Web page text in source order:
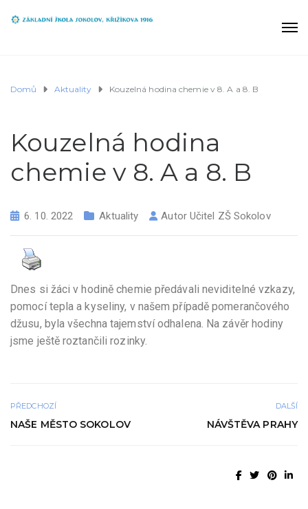
Domů Aktuality Kouzelná hodina chemie v 8. A a 8. B
Kouzelná hodina
chemie v 8. A a 8. B
6. 10. 2022 Aktuality Autor Učitel ZŠ Sokolov
Dnes si žáci v hodině chemie předávali neviditelné vzkazy,
pomocí tepla a kyseliny, v našem případě pomerančového
džusu, byla všechna tajemství odhalena. Na závěr hodiny
jsme ještě roztančili rozinky.
PŘEDCHOZÍ
NAŠE MĚSTO SOKOLOV
DALŠÍ
NÁVŠTĚVA PRAHY